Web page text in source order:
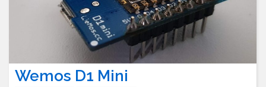
Wemos D1 Mini